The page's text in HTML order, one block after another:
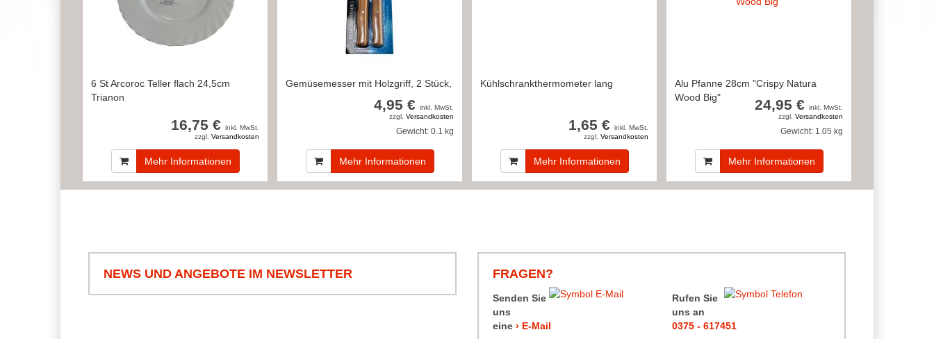
6 St Arcoroc Teller flach 24,5cm
Trianon
16,75 € inkl. MwSt.
zzgl. Versandkosten
Mehr Informationen
Gemüsemesser mit Holzgriff, 2 Stück,
4,95 € inkl. MwSt.
zzgl. Versandkosten
Gewicht: 0.1 kg
Mehr Informationen
Kühlschrankthermometer lang
1,65 € inkl. MwSt.
zzgl. Versandkosten
Mehr Informationen
Alu Pfanne 28cm "Crispy Natura
Wood Big"
24,95 € inkl. MwSt.
zzgl. Versandkosten
Gewicht: 1.05 kg
Mehr Informationen
NEWS UND ANGEBOTE IM NEWSLETTER FRAGEN?
Senden Sie
uns
eine › E-Mail
Rufen Sie
uns an
0375 - 617451